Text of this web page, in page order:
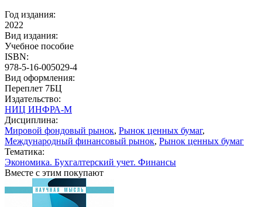
Год издания:
2022
Вид издания:
Учебное пособие
ISBN:
978-5-16-005029-4
Вид оформления:
Переплет 7БЦ
Издательство:
НИЦ ИНФРА-М
Дисциплина:
Мировой фондовый рынок, Рынок ценных бумаг,
Международный финансовый рынок, Рынок ценных бумаг
Тематика:
Экономика. Бухгалтерский учет. Финансы
Вместе с этим покупают